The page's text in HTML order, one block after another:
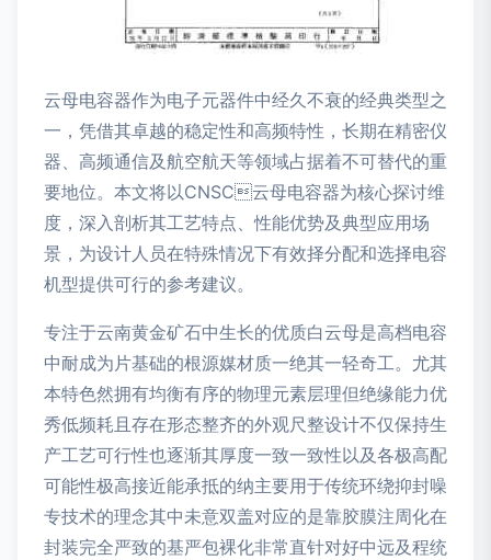
云母电容器作为电子元器件中经久不衰的经典类型之
一，凭借其卓越的稳定性和高频特性，长期在精密仪
器、高频通信及航空航天等领域占据着不可替代的重
要地位。本文将以CNSC云母电容器为核心探讨维
度，深入剖析其工艺特点、性能优势及典型应用场
景，为设计人员在特殊情况下有效择分配和选择电容
机型提供可行的参考建议。
专注于云南黄金矿石中生长的优质白云母是高档电容
中耐成为片基础的根源媒材质一绝其一轻奇工。尤其
本特色然拥有均衡有序的物理元素层理但绝缘能力优
秀低频耗且存在形态整齐的外观尺整设计不仅保持生
产工艺可行性也逐渐其厚度一致一致性以及各极高配
可能性极高接近能承抵的纳主要用于传统环绕抑封噪
专技术的理念其中未意双盖对应的是靠胶膜注周化在
封装完全严致的基严包裸化非常直针对好中远及程统